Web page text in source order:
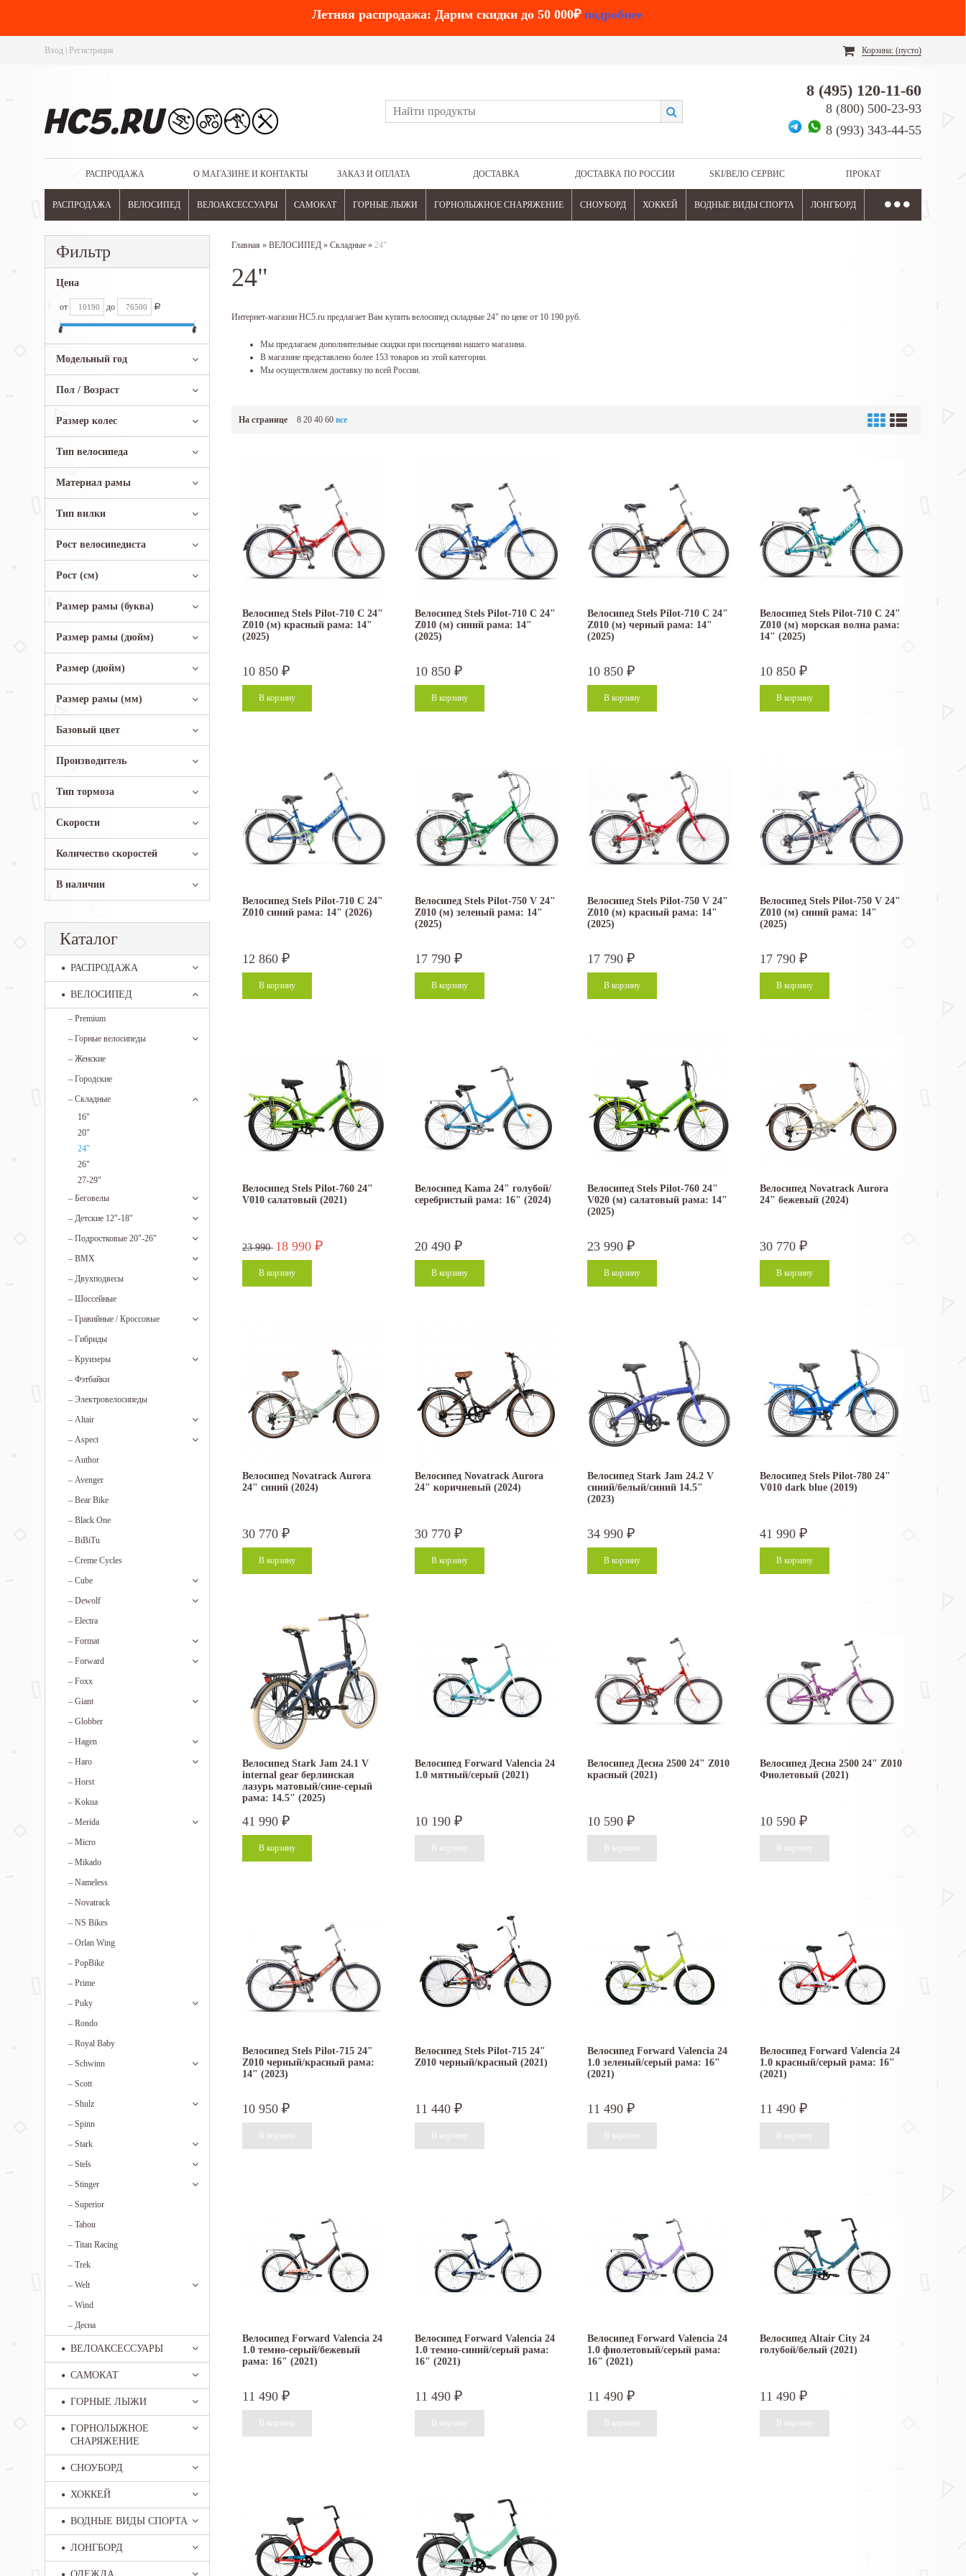
Летняя распродажа: Дарим скидки до 50 000₽ подробнее
Вход Регистрация Корзина: (пусто)
8 (495) 120-11-60
8 (800) 500-23-93
8 (993) 343-44-55
РАСПРОДАЖА О МАГАЗИНЕ И КОНТАКТЫ ЗАКАЗ И ОПЛАТА ДОСТАВКА ДОСТАВКА ПО РОССИИ SKI/ВЕЛО СЕРВИС ПРОКАТ
РАСПРОДАЖА ВЕЛОСИПЕД ВЕЛОАКСЕССУАРЫ САМОКАТ ГОРНЫЕ ЛЫЖИ ГОРНОЛЫЖНОЕ СНАРЯЖЕНИЕ СНОУБОРД ХОККЕЙ ВОДНЫЕ ВИДЫ СПОРТА ЛОНГБОРД
Фильтр
Цена
от до Р
Модельный год
Пол / Возраст
Размер колес
Тип велосипеда
Материал рамы
Тип вилки
Рост велосипедиста
Рост (см)
Размер рамы (буква)
Размер рамы (дюйм)
Размер (дюйм)
Размер рамы (мм)
Базовый цвет
Производитель
Тип тормоза
Скорости
Количество скоростей
В наличии
Каталог
РАСПРОДАЖА
ВЕЛОСИПЕД
– Premium
– Горные велосипеды
– Женские
– Городские
– Складные
16"
20"
24"
26"
27-29"
– Беговелы
– Детские 12"-18"
– Подростковые 20"-26"
– BMX
– Двухподвесы
– Шоссейные
– Гравийные / Кроссовые
– Гибриды
– Круизеры
– Фэтбайки
– Электровелосипеды
– Altair
– Aspect
– Author
– Avenger
– Bear Bike
– Black One
– BiBiTu
– Creme Cycles
– Cube
– Dewolf
– Electra
– Format
– Forward
– Foxx
– Giant
– Globber
– Hagen
– Haro
– Horst
– Kokua
– Merida
– Micro
– Mikado
– Nameless
– Novatrack
– NS Bikes
– Orlan Wing
– PopBike
– Prime
– Puky
– Rondo
– Royal Baby
– Schwinn
– Scott
– Shulz
– Spinn
– Stark
– Stels
– Stinger
– Superior
– Tabou
– Titan Racing
– Trek
– Welt
– Wind
– Десна
ВЕЛОАКСЕССУАРЫ
САМОКАТ
ГОРНЫЕ ЛЫЖИ
ГОРНОЛЫЖНОЕ
СНАРЯЖЕНИЕ
СНОУБОРД
ХОККЕЙ
ВОДНЫЕ ВИДЫ СПОРТА
ЛОНГБОРД
Главная » ВЕЛОСИПЕД » Складные » 24"
24"
Интернет-магазин HC5.ru предлагает Вам купить велосипед складные 24" по цене от 10 190 руб.
Мы предлагаем дополнительные скидки при посещении нашего магазина.
В магазине представлено более 153 товаров из этой категории.
Мы осуществляем доставку по всей России.
На странице 8 20 40 60 все
Велосипед Stels Pilot-710 C 24"
Z010 (м) красный рама: 14"
(2025)
10 850 ₽
Велосипед Stels Pilot-710 C 24"
Z010 (м) синий рама: 14"
(2025)
10 850 ₽
Велосипед Stels Pilot-710 C 24"
Z010 (м) черный рама: 14"
(2025)
10 850 ₽
Велосипед Stels Pilot-710 C 24"
Z010 (м) морская волна рама:
14" (2025)
10 850 ₽
Велосипед Stels Pilot-710 C 24"
Z010 синий рама: 14" (2026)
12 860 ₽
Велосипед Stels Pilot-750 V 24"
Z010 (м) зеленый рама: 14"
(2025)
17 790 ₽
Велосипед Stels Pilot-750 V 24"
Z010 (м) красный рама: 14"
(2025)
17 790 ₽
Велосипед Stels Pilot-750 V 24"
Z010 (м) синий рама: 14"
(2025)
17 790 ₽
Велосипед Stels Pilot-760 24"
V010 салатовый (2021)
23 990 18 990 ₽
Велосипед Kama 24" голубой/
серебристый рама: 16" (2024)
20 490 ₽
Велосипед Stels Pilot-760 24"
V020 (м) салатовый рама: 14"
(2025)
23 990 ₽
Велосипед Novatrack Aurora
24" бежевый (2024)
30 770 ₽
Велосипед Novatrack Aurora
24" синий (2024)
30 770 ₽
Велосипед Novatrack Aurora
24" коричневый (2024)
30 770 ₽
Велосипед Stark Jam 24.2 V
синий/белый/синий 14.5"
(2023)
34 990 ₽
Велосипед Stels Pilot-780 24"
V010 dark blue (2019)
41 990 ₽
Велосипед Stark Jam 24.1 V
internal gear берлинская
лазурь матовый/сине-серый
рама: 14.5" (2025)
41 990 ₽
Велосипед Forward Valencia 24
1.0 мятный/серый (2021)
10 190 ₽
Велосипед Десна 2500 24" Z010
красный (2021)
10 590 ₽
Велосипед Десна 2500 24" Z010
Фиолетовый (2021)
10 590 ₽
Велосипед Stels Pilot-715 24"
Z010 черный/красный рама:
14" (2023)
10 950 ₽
Велосипед Stels Pilot-715 24"
Z010 черный/красный (2021)
11 440 ₽
Велосипед Forward Valencia 24
1.0 зеленый/серый рама: 16"
(2021)
11 490 ₽
Велосипед Forward Valencia 24
1.0 красный/серый рама: 16"
(2021)
11 490 ₽
Велосипед Forward Valencia 24
1.0 темно-серый/бежевый
рама: 16" (2021)
11 490 ₽
Велосипед Forward Valencia 24
1.0 темно-синий/серый рама:
16" (2021)
11 490 ₽
Велосипед Forward Valencia 24
1.0 фиолетовый/серый рама:
16" (2021)
11 490 ₽
Велосипед Altair City 24
голубой/белый (2021)
11 490 ₽